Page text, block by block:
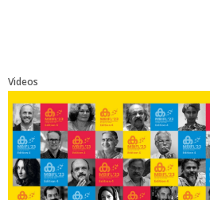
Videos